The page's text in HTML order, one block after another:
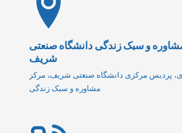
و سبک زندگی دانشگاه صنعتی
شریف
پردیس مرکزی دانشگاه صنعتی شریف، مرکز
مشاوره و سبک زندگی